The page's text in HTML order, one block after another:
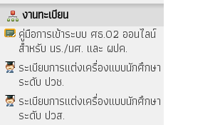
งานทะเบียน
คู่มือการเข้าระบบ ศธ.02 ออนไลน์
สำหรับ นร./นศ. และ ผปค.
ระเบียบการแต่งเครื่องแบบนักศึกษา
ระดับ ปวช.
ระเบียบการแต่งเครื่องแบบนักศึกษา
ระดับ ปวส.